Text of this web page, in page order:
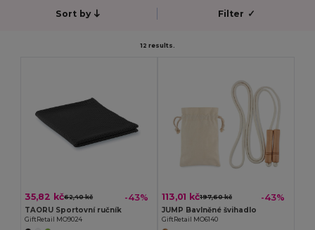
Sort by Filter ✓
12 results.
35,82 kč62,40 kč -43%
TAORU Sportovní ručník
GiftRetail MO9024
113,01 kč197,60 kč -43%
JUMP Bavlněné švihadlo
GiftRetail MO6140